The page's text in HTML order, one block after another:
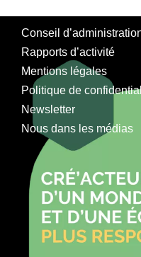
Conseil
Rapports d’activité
Mentions légales
Politique de
Newsletter
Nous dans les médias